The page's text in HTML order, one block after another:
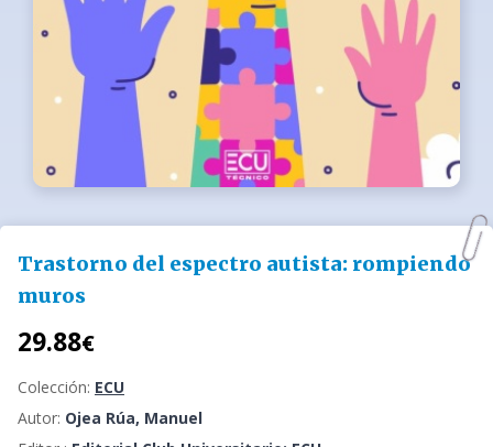
Trastorno del espectro autista: rompiendo
muros
29.88€
Colección: ECU
Autor: Ojea Rúa, Manuel